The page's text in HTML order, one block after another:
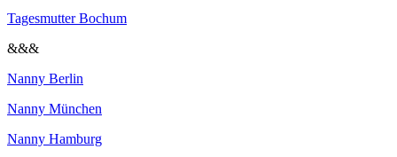
Tagesmutter Bochum
&&&
Nanny Berlin
Nanny München
Nanny Hamburg